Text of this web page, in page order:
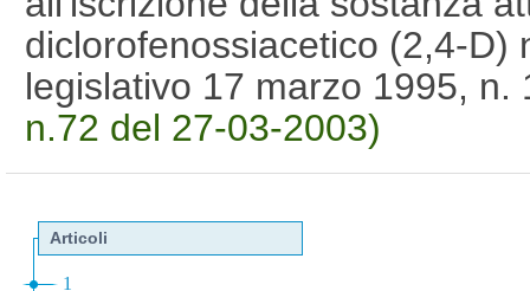
diclorofenossiacetico (2,4-D)
legislativo 17 marzo 1995, n.
n.72 del 27-03-2003)